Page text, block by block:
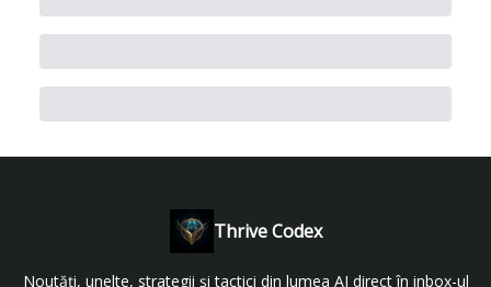
Thrive Codex
Noutăți, unelte, strategii și tactici din lumea AI direct în inbox-ul